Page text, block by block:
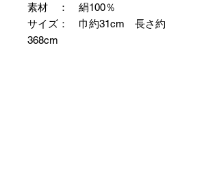
素材 ： 絹100％
サイズ： 巾約31cm 長さ約
368cm